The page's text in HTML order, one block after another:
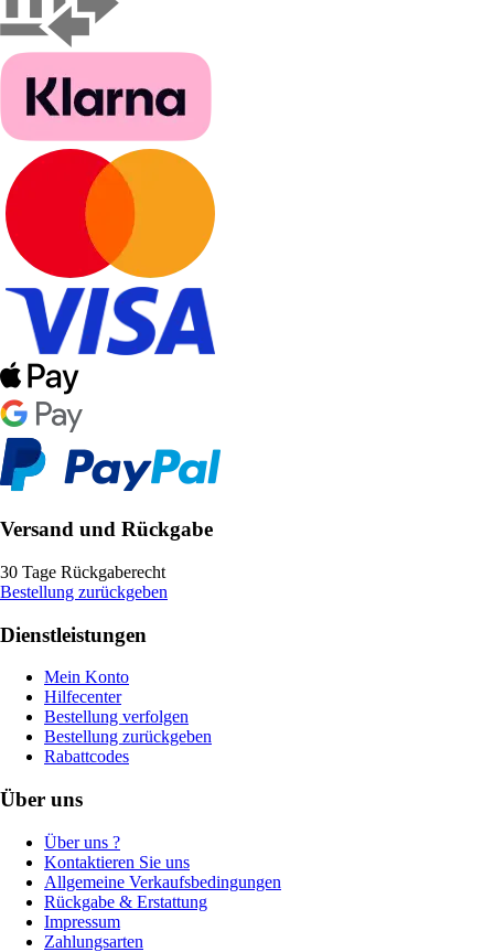
Versand und Rückgabe
30 Tage Rückgaberecht
Bestellung zurückgeben
Dienstleistungen
Mein Konto
Hilfecenter
Bestellung verfolgen
Bestellung zurückgeben
Rabattcodes
Über uns
Über uns ?
Kontaktieren Sie uns
Allgemeine Verkaufsbedingungen
Rückgabe & Erstattung
Impressum
Zahlungsarten